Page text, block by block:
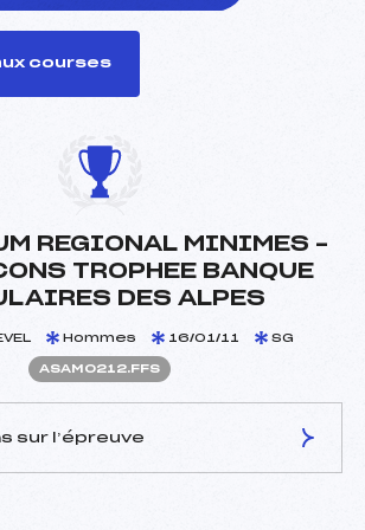
courses
REGIONAL MINIMES –
TROPHEE BANQUE
DES ALPES
Hommes 16/01/11 SG
ASAM0212.FFS
sur l’épreuve